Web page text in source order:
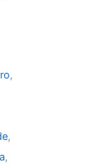
,
,
,